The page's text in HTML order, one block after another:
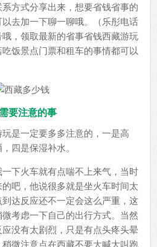
方式分享出来，想要省钱省事的
去加一下聊一聊哦。（乐彤电话
，领取最新的省事省钱西藏游玩
饭景点门票和租车的事情都可以
要注意的事
是一定要多多注意的，一是高
四是保湿补水。
下火车就有点喘不上来气，当时
吧，他说很多就是坐火车时间太
达反应还不一定会这么严重，这
考虑一下自己的出行方式。当然
没有太剧烈，只是有点头疼头晕
微注意点在西藏不要大喊大叫跑